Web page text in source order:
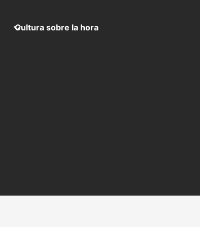
Cultura sobre la hora